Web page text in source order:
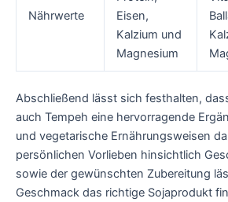
Nährwerte
Eisen,
Kalzium und
Magnesium
Abschließend lässt sich festhalten,
auch Tempeh eine hervorragende
und vegetarische Ernährungsweisen
persönlichen Vorlieben hinsichtlich
sowie der gewünschten Zubereitung
Geschmack das richtige Sojaprodukt